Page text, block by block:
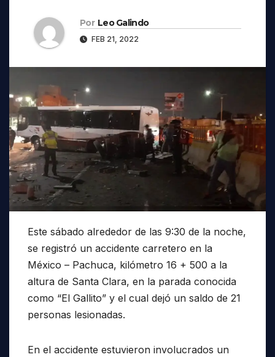
Por Leo Galindo
FEB 21, 2022
Este sábado alrededor de las 9:30 de la noche,
se registró un accidente carretero en la
México – Pachuca, kilómetro 16 + 500 a la
altura de Santa Clara, en la parada conocida
como “El Gallito” y el cual dejó un saldo de 21
personas lesionadas.
En el accidente estuvieron involucrados un